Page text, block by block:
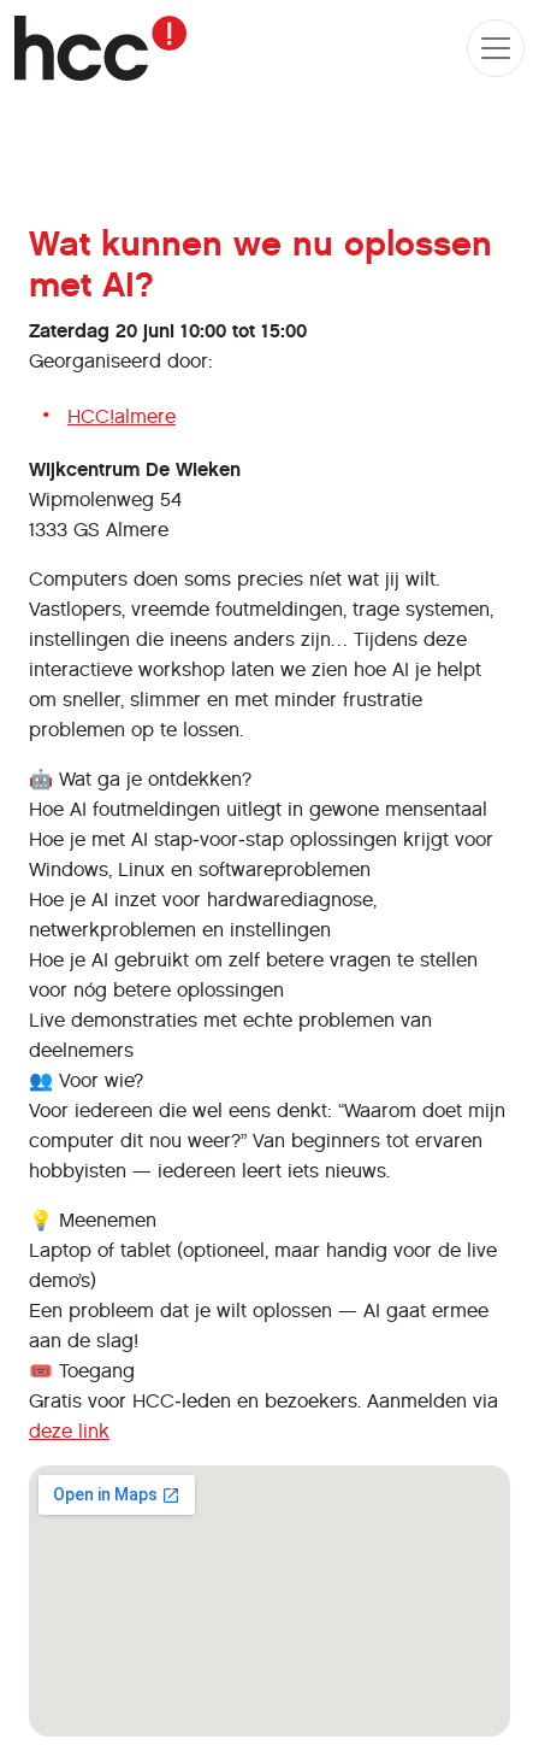
Wat kunnen we nu oplossen
met AI?
Zaterdag 20 juni 10:00 tot 15:00
Georganiseerd door:
HCC!almere
Wijkcentrum De Wieken
Wipmolenweg 54
1333 GS Almere
Computers doen soms precies níet wat jij wilt.
Vastlopers, vreemde foutmeldingen, trage systemen,
instellingen die ineens anders zijn… Tijdens deze
interactieve workshop laten we zien hoe AI je helpt
om sneller, slimmer en met minder frustratie
problemen op te lossen.
🤖 Wat ga je ontdekken?
Hoe AI foutmeldingen uitlegt in gewone mensentaal
Hoe je met AI stap‑voor‑stap oplossingen krijgt voor
Windows, Linux en softwareproblemen
Hoe je AI inzet voor hardwarediagnose,
netwerkproblemen en instellingen
Hoe je AI gebruikt om zelf betere vragen te stellen
voor nóg betere oplossingen
Live demonstraties met echte problemen van
deelnemers
👥 Voor wie?
Voor iedereen die wel eens denkt: “Waarom doet mijn
computer dit nou weer?” Van beginners tot ervaren
hobbyisten — iedereen leert iets nieuws.
💡 Meenemen
Laptop of tablet (optioneel, maar handig voor de live
demo’s)
Een probleem dat je wilt oplossen — AI gaat ermee
aan de slag!
🎟️ Toegang
Gratis voor HCC‑leden en bezoekers. Aanmelden via
deze link